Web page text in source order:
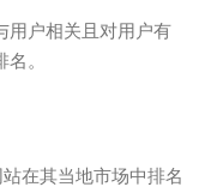
用户相关且对用户有
名。
在其当地市场中排名